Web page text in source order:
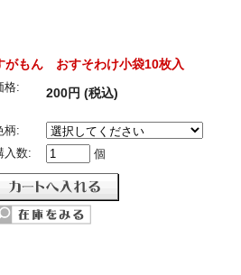
がもん おすそわけ小袋10枚入
格: 200円 (税込)
柄:
入数:
個